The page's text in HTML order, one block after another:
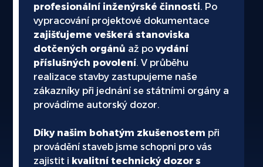
plnění svěřených úkolů.
profesionální inženýrské činnosti. Po
vypracování projektové dokumentace
zajišťujeme veškerá stanoviska
dotčených orgánů až povydání
příslušných povolení. V průběhu
realizace stavby zastupujeme naše
zákazníky při jednání se státními orgány a
provádíme autorský dozor.
Díky našim bohatým zkušenostem při
provádění staveb jsme schopni pro vás
zajistit i kvalitní technický dozor s